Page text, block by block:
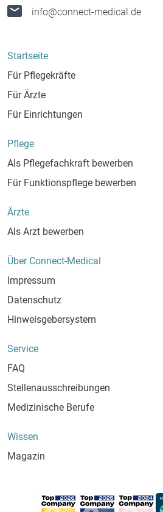
info@connect-medical.de
Startseite
Für Pflegekräfte
Für Ärzte
Für Einrichtungen
Pflege
Als Pflegefachkraft bewerben
Für Funktionspflege bewerben
Ärzte
Als Arzt bewerben
Über Connect-Medical
Impressum
Datenschutz
Hinweisgebersystem
Service
FAQ
Stellenausschreibungen
Medizinische Berufe
Wissen
Magazin